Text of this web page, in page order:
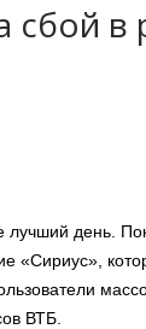
сбой в
лучший день.
«Сириус»,
ВТБ.